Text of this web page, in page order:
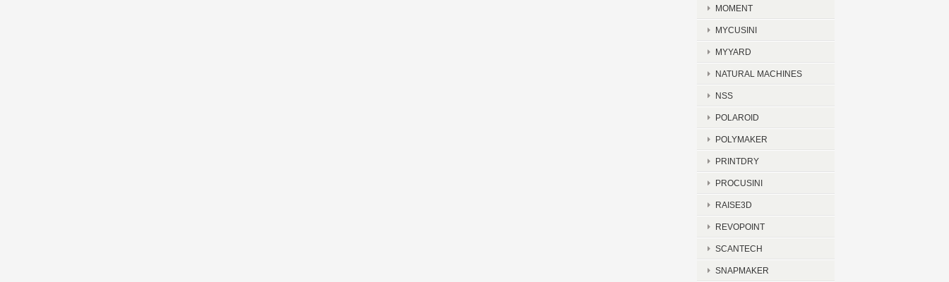
MOMENT
MYCUSINI
MYYARD
NATURAL MACHINES
NSS
POLAROID
POLYMAKER
PRINTDRY
PROCUSINI
RAISE3D
REVOPOINT
SCANTECH
SNAPMAKER